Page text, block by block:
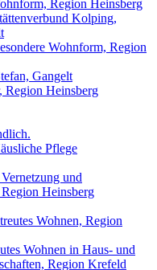
Region Heinsberg
Kolping,
Wohnform, Region
Gangelt
Region Heinsberg
Pflege
und
Heinsberg
Wohnen, Region
Wohnen in Haus- und
Region Krefeld